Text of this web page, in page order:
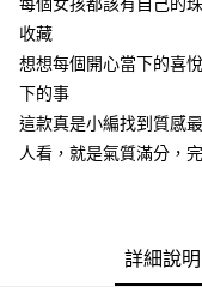
法說明評估內容。
【繳款方式說明】
1.分期款項不併入電信帳
2.透過簡訊連結打開帳單
帳／街口支付／iPASS
【注意事項】
2.基於同意付款使用「大
資料（包含姓名、電話或
３．安心：先確認商品／服
【「AFTEE先享後付」結
１．於結帳方式選擇「
２．訂單成立數日內，您
３．收到繳費通知簡訊後
※ 交易是否成功請以「
是否繳費成功／繳費後需
付款後全家取貨
每筆NT$70，滿
付款後7-11取貨
收藏
想想每個開心當下的喜
下的事
這款真是小編找到質感
人看，就是氣質滿分，
詳細說明